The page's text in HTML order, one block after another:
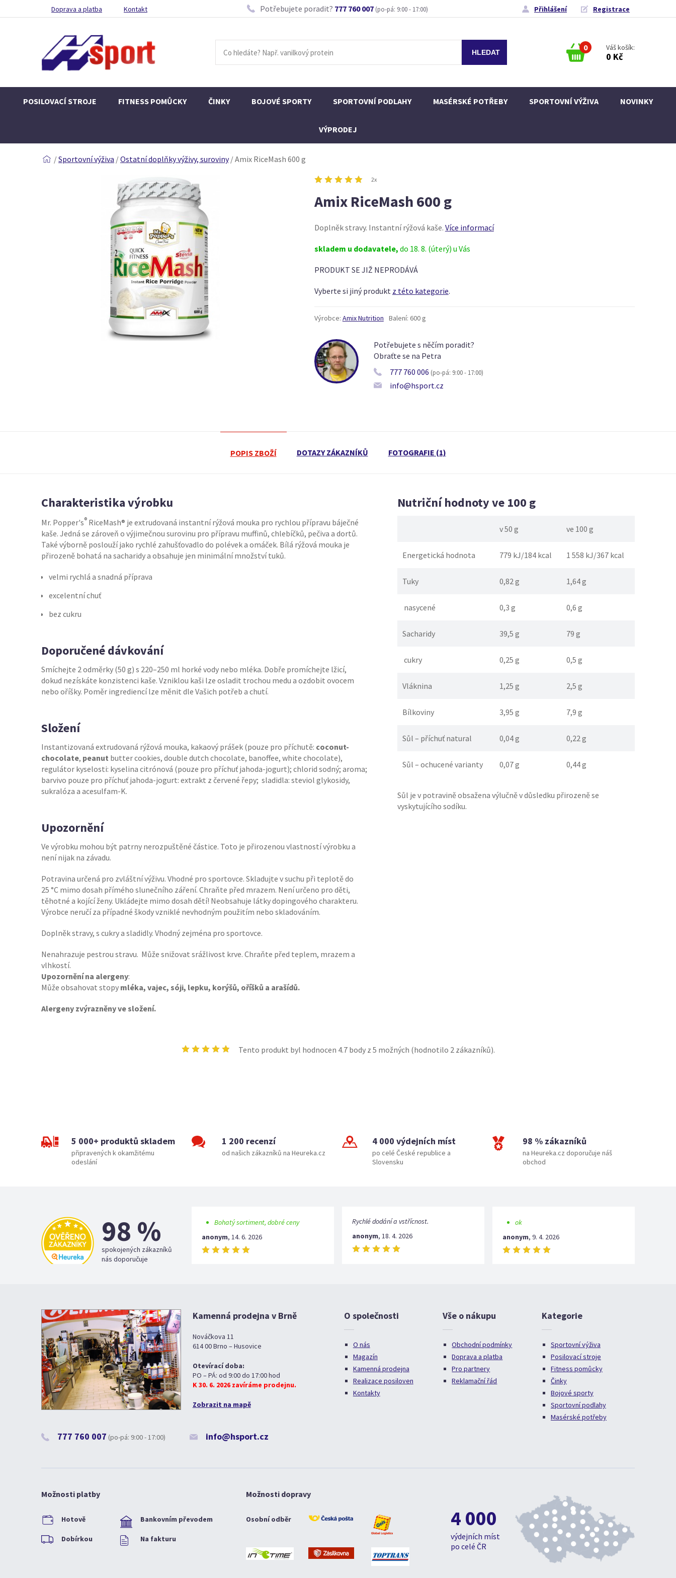
Doprava a platba Kontakt Potřebujete poradit? 777 760 007 (po-pá: 9:00 - 17:00) Přihlášení Registrace
0 Váš košík:
0 Kč
POSILOVACÍ STROJE FITNESS POMŮCKY ČINKY BOJOVÉ SPORTY SPORTOVNÍ PODLAHY MASÉRSKÉ POTŘEBY SPORTOVNÍ VÝŽIVA NOVINKY
VÝPRODEJ
/Sportovní výživa /Ostatní doplňky výživy, suroviny /Amix RiceMash 600 g
2x
Amix RiceMash 600 g
Doplněk stravy. Instantní rýžová kaše. Více informací
skladem u dodavatele, do 18. 8. (úterý) u Vás
PRODUKT SE JIŽ NEPRODÁVÁ
Vyberte si jiný produkt z této kategorie.
Výrobce: Amix Nutrition Balení: 600 g
Potřebujete s něčím poradit?
Obraťte se na Petra
777 760 006 (po-pá: 9:00 - 17:00)
info@hsport.cz
POPIS ZBOŽÍ DOTAZY ZÁKAZNÍKŮ FOTOGRAFIE (1)
Charakteristika výrobku
Mr. Popper's® RiceMash® je extrudovaná instantní rýžová mouka pro rychlou přípravu báječné
kaše. Jedná se zároveň o výjimečnou surovinu pro přípravu muffinů, chlebíčků, pečiva a dortů.
Také výborně poslouží jako rychlé zahušťovadlo do polévek a omáček. Bílá rýžová mouka je
přirozeně bohatá na sacharidy a obsahuje jen minimální množství tuků.
velmi rychlá a snadná příprava
excelentní chuť
bez cukru
Doporučené dávkování
Smíchejte 2 odměrky (50 g) s 220–250 ml horké vody nebo mléka. Dobře promíchejte lžicí,
dokud nezískáte konzistenci kaše. Vzniklou kaši lze osladit trochou medu a ozdobit ovocem
nebo oříšky. Poměr ingrediencí lze měnit dle Vašich potřeb a chutí.
Složení
Instantizovaná extrudovaná rýžová mouka, kakaový prášek (pouze pro příchutě: coconut-
chocolate, peanut butter cookies, double dutch chocolate, banoffee, white chocolate),
regulátor kyselosti: kyselina citrónová (pouze pro příchuť jahoda-jogurt); chlorid sodný; aroma;
barvivo pouze pro příchuť jahoda-jogurt: extrakt z červené řepy; sladidla: steviol glykosidy,
sukralóza a acesulfam-K.
Upozornění
Ve výrobku mohou být patrny nerozpuštěné částice. Toto je přirozenou vlastností výrobku a
není nijak na závadu.
Potravina určená pro zvláštní výživu. Vhodné pro sportovce. Skladujte v suchu při teplotě do
25 °C mimo dosah přímého slunečního záření. Chraňte před mrazem. Není určeno pro děti,
těhotné a kojící ženy. Ukládejte mimo dosah dětí! Neobsahuje látky dopingového charakteru.
Výrobce neručí za případné škody vzniklé nevhodným použitím nebo skladováním.
Doplněk stravy, s cukry a sladidly. Vhodný zejména pro sportovce.
Nenahrazuje pestrou stravu. Může snižovat srážlivost krve. Chraňte před teplem, mrazem a
vlhkostí.
Upozornění na alergeny:
Může obsahovat stopy mléka, vajec, sóji, lepku, korýšů, oříšků a arašídů.
Alergeny zvýrazněny ve složení.
Nutriční hodnoty ve 100 g
v 50 g ve 100 g
Energetická hodnota 779 kJ/184 kcal 1 558 kJ/367 kcal
Tuky 0,82 g 1,64 g
nasycené 0,3 g 0,6 g
Sacharidy 39,5 g 79 g
cukry 0,25 g 0,5 g
Vláknina 1,25 g 2,5 g
Bílkoviny 3,95 g 7,9 g
Sůl – příchuť natural 0,04 g 0,22 g
Sůl – ochucené varianty 0,07 g 0,44 g
Sůl je v potravině obsažena výlučně v důsledku přirozeně se
vyskytujícího sodíku.
Tento produkt byl hodnocen 4.7body z 5 možných (hodnotilo 2zákazníků).
5 000+ produktů skladem
připravených k okamžitému
odeslání
1 200 recenzí
od našich zákazníků na Heureka.cz
4 000 výdejních míst
po celé České republice a
Slovensku
98 % zákazníků
na Heureka.cz doporučuje náš
obchod
98 %
spokojených zákazníků
nás doporučuje
Bohatý sortiment, dobré ceny
anonym, 14. 6. 2026
Rychlé dodání a vstřícnost.
anonym, 18. 4. 2026
ok
anonym, 9. 4. 2026
Kamenná prodejna v Brně
Nováčkova 11
614 00 Brno – Husovice
Otevírací doba:
PO – PÁ: od 9:00 do 17:00 hod
K 30. 6. 2026 zavíráme prodejnu.
Zobrazit na mapě
777 760 007 (po-pá: 9:00 - 17:00) info@hsport.cz
O společnosti
O nás
Magazín
Kamenná prodejna
Realizace posiloven
Kontakty
Vše o nákupu
Obchodní podmínky
Doprava a platba
Pro partnery
Reklamační řád
Kategorie
Sportovní výživa
Posilovací stroje
Fitness pomůcky
Činky
Bojové sporty
Sportovní podlahy
Masérské potřeby
Možnosti platby
Hotově Bankovním převodem
Dobírkou Na fakturu
Možnosti dopravy
Osobní odběr 4 000
výdejních míst
po celé ČR